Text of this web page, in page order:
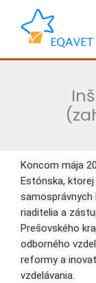
Preskočiť
obsah
Koncom mája
Estónska,
samosprávnych
riaditelia a
Prešovského
odborného
reformy a
vzdelávania.